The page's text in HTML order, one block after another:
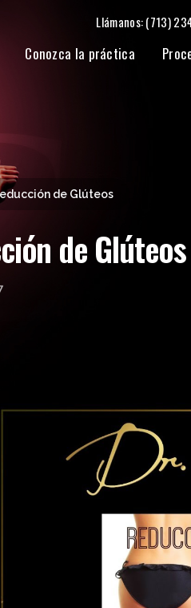
Llámanos: (713)
Conozca la práctica
de Glúteos
de Glúteos